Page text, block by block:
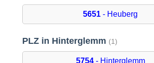
5651 - Heuberg
PLZ in Hinterglemm (1)
5754- Hinterglemm